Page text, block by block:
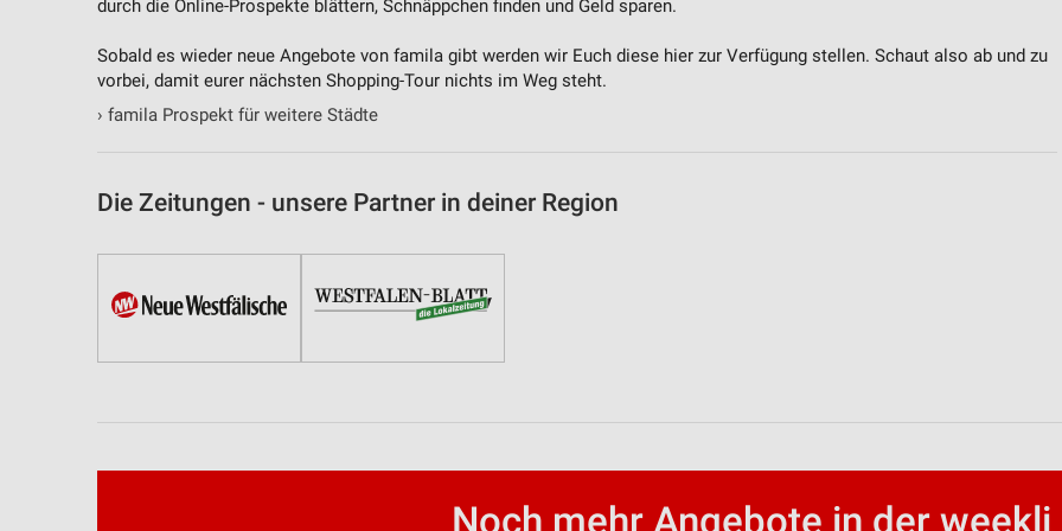
durch die Online-Prospekte blättern, Schnäppchen finden und Geld sparen.
Sobald es wieder neue Angebote von famila gibt werden wir Euch diese hier zur Verfügung stellen. Schaut also ab und zu
vorbei, damit eurer nächsten Shopping-Tour nichts im Weg steht.
› famila Prospekt für weitere Städte
Die Zeitungen - unsere Partner in deiner Region
Noch mehr Angebote in der weekli